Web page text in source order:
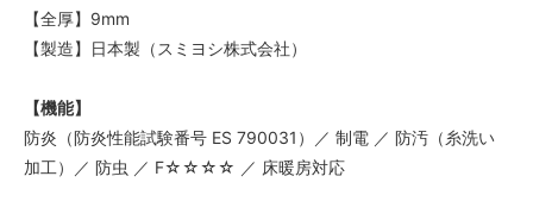
【全厚】9mm
【製造】日本製（スミヨシ株式会社）
【機能】
防炎（防炎性能試験番号 ES 790031）／ 制電 ／ 防汚（糸洗い
加工）／ 防虫 ／ F☆☆☆☆ ／ 床暖房対応